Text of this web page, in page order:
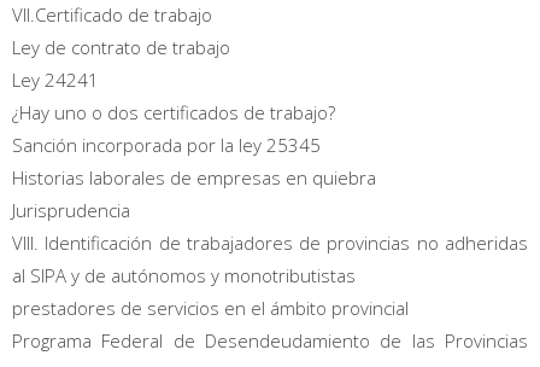
VII.Certificado de trabajo
Ley de contrato de trabajo
Ley 24241
¿Hay uno o dos certificados de trabajo?
Sanción incorporada por la ley 25345
Historias laborales de empresas en quiebra
Jurisprudencia
VIII. Identificación de trabajadores de provincias no adheridas
al SIPA y de autónomos y monotributistas
prestadores de servicios en el ámbito provincial
Programa Federal de Desendeudamiento de las Provincias